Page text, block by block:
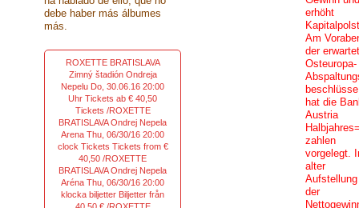
erhöht
Am
der
Osteuropa-
beschlüsse
hat die
Austria
zahlen
vorgelegt.
alter
der
debe haber más álbumes
más.
ROXETTE BRATISLAVA
Zimný štadión Ondreja
Nepelu Do, 30.06.16 20:00
Uhr Tickets ab € 40,50
Tickets /ROXETTE
BRATISLAVA Ondrej Nepela
Arena Thu, 06/30/16 20:00
clock Tickets Tickets from €
40,50 /ROXETTE
BRATISLAVA Ondrej Nepela
Aréna Thu, 06/30/16 20:00
klocka biljetter Biljetter från